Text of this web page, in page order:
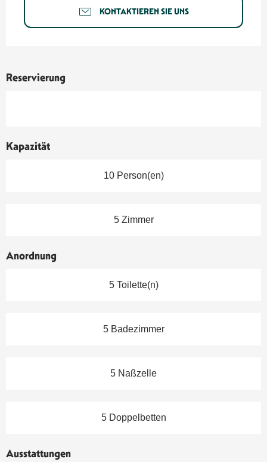
KONTAKTIEREN SIE UNS
Reservierung
Kapazität
10 Person(en)
5 Zimmer
Anordnung
5 Toilette(n)
5 Badezimmer
5 Naßzelle
5 Doppelbetten
Ausstattungen